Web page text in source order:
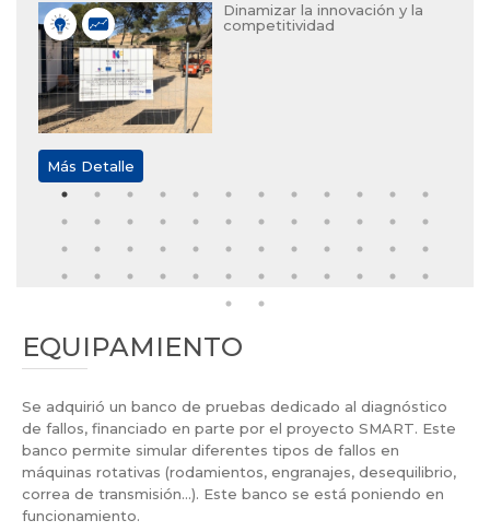
Dinamizar la innovación y la
competitividad
Más Detalle
EQUIPAMIENTO
Se adquirió un banco de pruebas dedicado al diagnóstico
de fallos, financiado en parte por el proyecto SMART. Este
banco permite simular diferentes tipos de fallos en
máquinas rotativas (rodamientos, engranajes, desequilibrio,
correa de transmisión...). Este banco se está poniendo en
funcionamiento.